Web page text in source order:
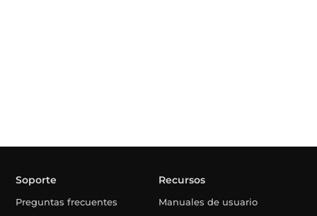
Soporte
Preguntas frecuentes
Recursos
Manuales de usuario